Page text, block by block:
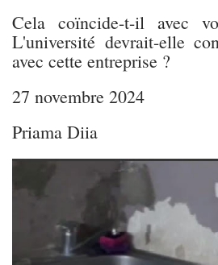
Cela coïncide-t-il avec
L'université devrait-elle
avec cette entreprise ?
27 novembre 2024
Priama Diia